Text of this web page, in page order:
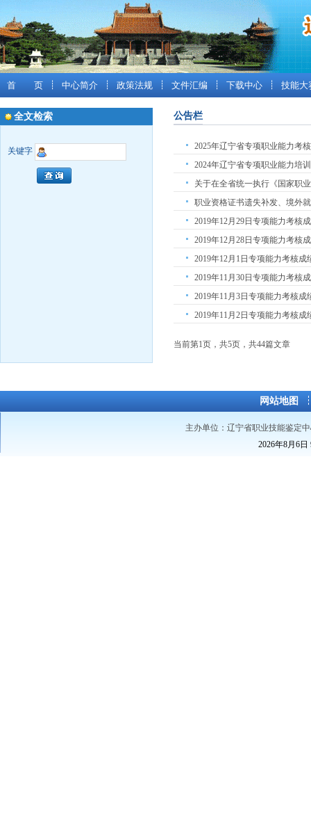
首 页 ┊ 中心简介 ┊ 政策法规 ┊ 文件汇编 ┊ 下载中心 ┊ 技能大
全文检索
关键字
公告栏
2025年辽宁省专项职业能力考
2024年辽宁省专项职业能力培
职业资格证书遗失补发、境外
2019年12月29日专项能力考核
2019年12月28日专项能力考核
2019年12月1日专项能力考核成
2019年11月30日专项能力考核
2019年11月3日专项能力考核成
2019年11月2日专项能力考核成
当前第1页，共5页，共
网站地图
主办单位：辽宁省职业技能鉴定
2026年8月6日